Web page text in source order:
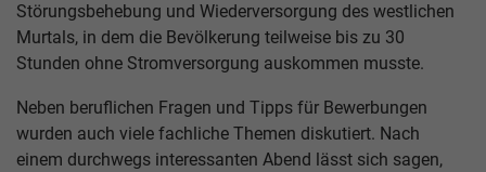
Störungsbehebung und Wiederversorgung des westlichen
Murtals, in dem die Bevölkerung teilweise bis zu 30
Stunden ohne Stromversorgung auskommen musste.
Neben beruflichen Fragen und Tipps für Bewerbungen
wurden auch viele fachliche Themen diskutiert. Nach
einem durchwegs interessanten Abend lässt sich sagen,